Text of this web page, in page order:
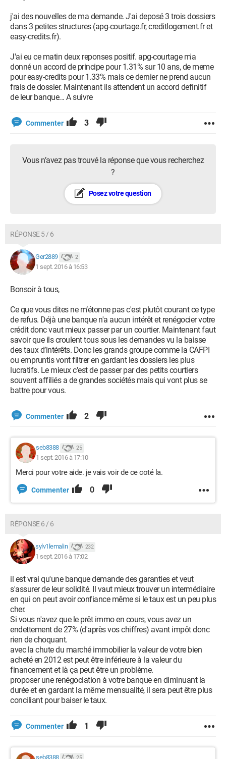
j'ai des nouvelles de ma demande. J'ai deposé 3 trois dossiers
dans 3 petites structures (apg-courtage.fr, creditlogement.fr et
easy-credits.fr).
J'ai eu ce matin deux reponses positif. apg-courtage m'a
donné un accord de principe pour 1.31% sur 10 ans, de meme
pour easy-credits pour 1.33% mais ce dernier ne prend aucun
frais de dossier. Maintenant ils attendent un accord definitif
de leur banque... A suivre
Commenter 3
Vous n’avez pas trouvé la réponse que vous recherchez
?
Posez votre question
RÉPONSE 5 / 6
Ger2889 2
1 sept. 2016 à 16:53
Bonsoir à tous,
Ce que vous dites ne m’étonne pas c'est plutôt courant ce type
de refus. Déjà une banque n'a aucun intérêt et renégocier votre
crédit donc vaut mieux passer par un courtier. Maintenant faut
savoir que ils croulent tous sous les demandes vu la baisse
des taux d’intérêts. Donc les grands groupe comme la CAFPI
ou empruntis vont filtrer en gardant les dossiers les plus
lucratifs. Le mieux c'est de passer par des petits courtiers
souvent affiliés a de grandes sociétés mais qui vont plus se
battre pour vous.
Commenter 2
seb8388 25
1 sept. 2016 à 17:10
Merci pour votre aide. je vais voir de ce coté la.
Commenter 0
RÉPONSE 6 / 6
sylv1lemalin 232
1 sept. 2016 à 17:02
il est vrai qu'une banque demande des garanties et veut
s'assurer de leur solidité. Il vaut mieux trouver un intermédiaire
en qui on peut avoir confiance même si le taux est un peu plus
cher.
Si vous n'avez que le prêt immo en cours, vous avez un
endettement de 27% (d'après vos chiffres) avant impôt donc
rien de choquant.
avec la chute du marché immobilier la valeur de votre bien
acheté en 2012 est peut être inférieure à la valeur du
financement et là ça peut être un problème.
proposer une renégociation à votre banque en diminuant la
durée et en gardant la même mensualité, il sera peut être plus
conciliant pour baiser le taux.
Commenter 1
seb8388